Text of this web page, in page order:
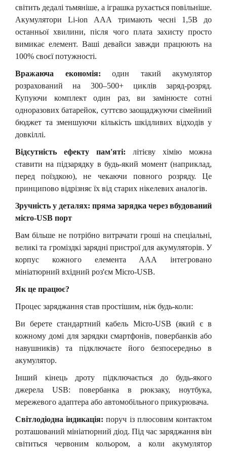
світить дедалі тьмяніше, а іграшка рухається повільніше.
Акумулятори Li-ion ААА тримають чесні 1,5В до
останньої хвилини, після чого плата захисту просто
вимикає елемент. Ваші девайси завжди працюють на
100% своєї потужності.
Вражаюча економія:
один такий акумулятор
розрахований на 300–500+ циклів заряд-розряд.
Купуючи комплект один раз, ви замінюєте сотні
одноразових батарейок, суттєво заощаджуючи сімейний
бюджет та зменшуючи кількість шкідливих відходів у
довкіллі.
Відсутність ефекту пам'яті:
літієву хімію можна
ставити на підзарядку в будь-який момент (наприклад,
перед поїздкою), не чекаючи повного розряду. Це
принципово відрізняє їх від старих нікелевих аналогів.
Зручність у деталях: пряма зарядка через вбудований
мicro-USB порт
Вам більше не потрібно витрачати гроші на спеціальні,
великі та громіздкі зарядні пристрої для акумуляторів. У
корпус кожного елемента ААА інтегровано
мініатюрний вхідний роз'єм Micro-USB.
Як це працює?
Процес заряджання став простішим, ніж будь-коли:
Ви берете стандартний кабель Micro-USB (який є в
кожному домі для зарядки смартфонів, повербанків або
навушників) та підключаєте його безпосередньо в
акумулятор.
Інший кінець дроту підключається до будь-якого
джерела USB: повербанка в рюкзаку, ноутбука,
мережевого адаптера або автомобільного прикурювача.
Світлодіодна індикація: поруч із плюсовим контактом
розташований мініатюрний діод. Під час заряджання він
світиться червоним кольором, а коли акумулятор